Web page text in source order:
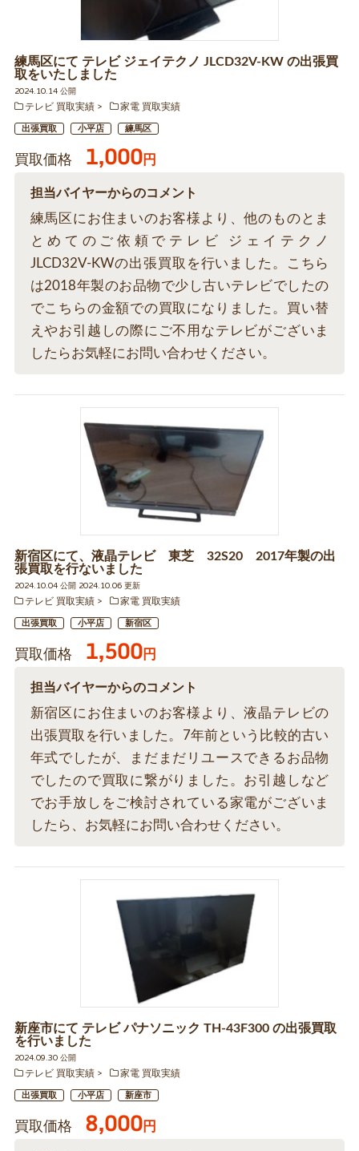
練馬区にて テレビ ジェイテクノ JLCD32V-KW の出張買
取をいたしました
2024.10.14 公開
テレビ 買取実績
家電 買取実績
出張買取 小平店 練馬区
買取価格 1,000円
担当バイヤーからのコメント
練馬区にお住まいのお客様より、他のものとま
とめてのご依頼でテレビ ジェイテクノ
JLCD32V-KWの出張買取を行いました。こちら
は2018年製のお品物で少し古いテレビでしたの
でこちらの金額での買取になりました。買い替
えやお引越しの際にご不用なテレビがございま
したらお気軽にお問い合わせください。
新宿区にて、液晶テレビ 東芝 32S20 2017年製の出
張買取を行ないました
2024.10.04 公開 2024.10.06 更新
テレビ 買取実績
家電 買取実績
出張買取 小平店 新宿区
買取価格 1,500円
担当バイヤーからのコメント
新宿区にお住まいのお客様より、液晶テレビの
出張買取を行いました。7年前という比較的古い
年式でしたが、まだまだリユースできるお品物
でしたので買取に繋がりました。お引越しなど
でお手放しをご検討されている家電がございま
したら、お気軽にお問い合わせください。
新座市にて テレビ パナソニック TH-43F300 の出張買取
を行いました
2024.09.30 公開
テレビ 買取実績
家電 買取実績
出張買取 小平店 新座市
買取価格 8,000円